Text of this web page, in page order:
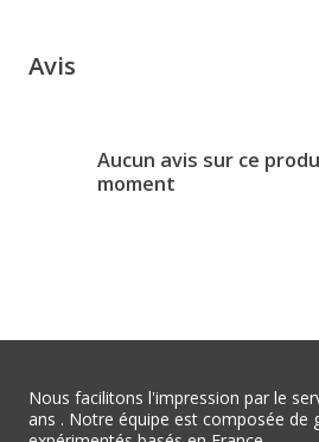
Avis
Aucun avis sur ce
moment
Nous facilitons l'impression par le
ans . Notre équipe est composée de